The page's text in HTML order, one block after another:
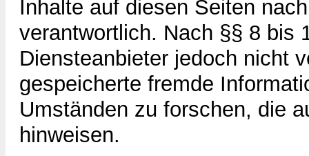
Inhalte auf diesen Seiten
verantwortlich. Nach §§ 8 bis
Diensteanbieter jedoch nicht
gespeicherte fremde
Umständen zu forschen, die
hinweisen.